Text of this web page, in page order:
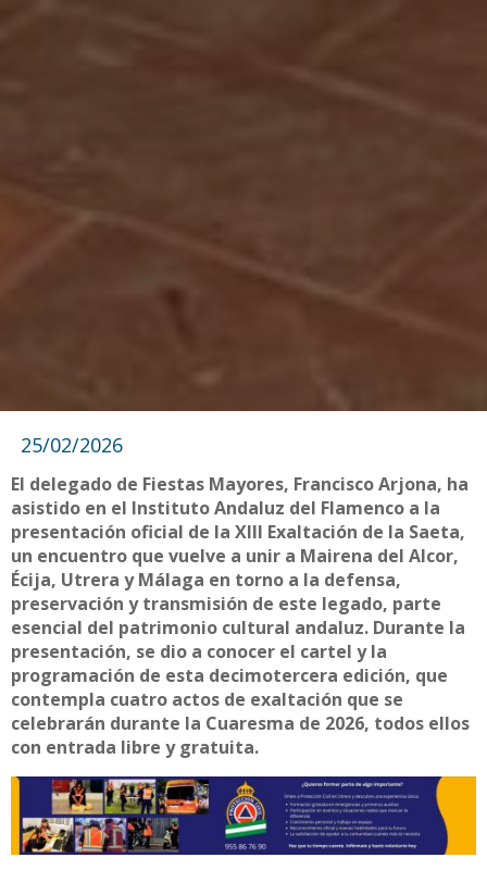
25/02/2026
El delegado de Fiestas Mayores, Francisco Arjona, ha
asistido en el Instituto Andaluz del Flamenco a la
presentación oficial de la XIII Exaltación de la Saeta,
un encuentro que vuelve a unir a Mairena del Alcor,
Écija, Utrera y Málaga en torno a la defensa,
preservación y transmisión de este legado, parte
esencial del patrimonio cultural andaluz. Durante la
presentación, se dio a conocer el cartel y la
programación de esta decimotercera edición, que
contempla cuatro actos de exaltación que se
celebrarán durante la Cuaresma de 2026, todos ellos
con entrada libre y gratuita.